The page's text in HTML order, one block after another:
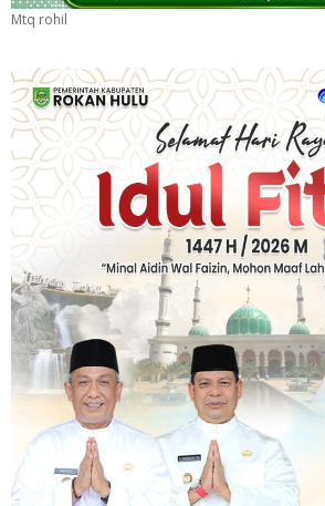
Mtq rohil